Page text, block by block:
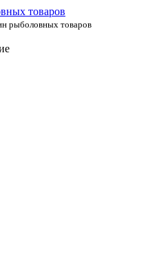
рыболовных товаров